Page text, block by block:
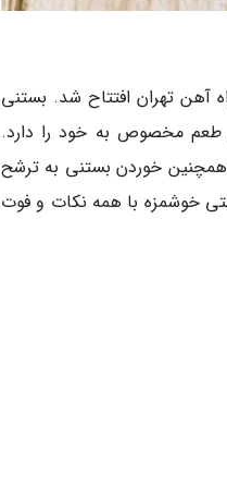
آهن تهران افتتاح شد. بستنی
طعم مخصوص به خود را دارد.
همچنین خوردن بستنی به ترشح
خوشمزه با همه نکات و فوت